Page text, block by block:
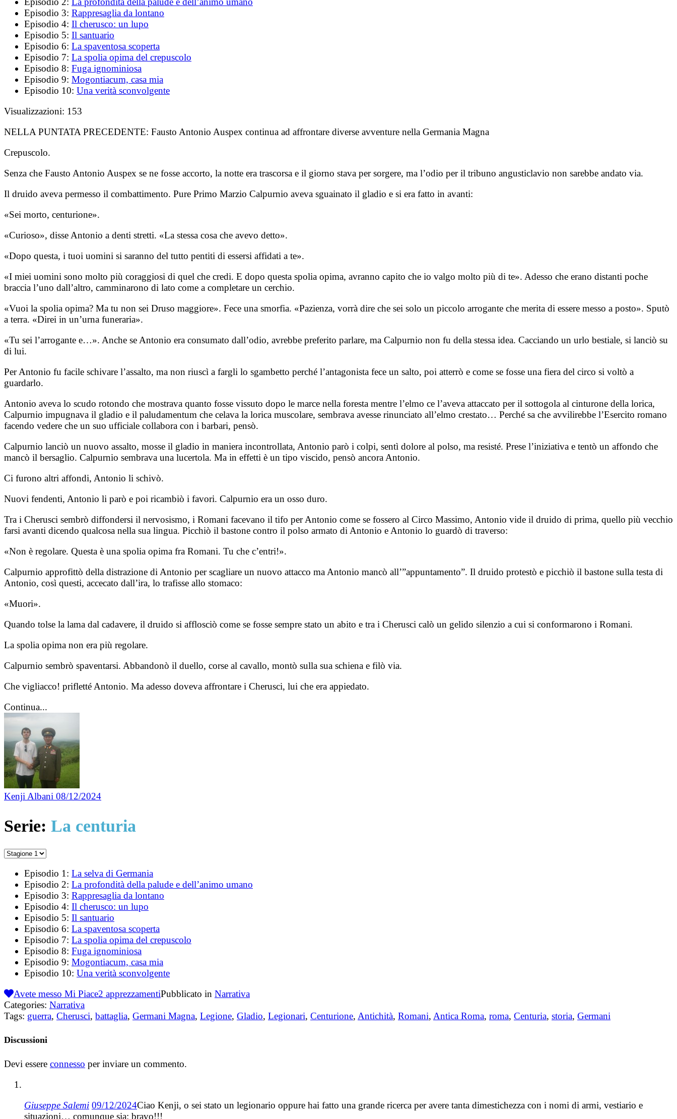
Episodio 3: Rappresaglia da lontano
Episodio 4: Il cherusco: un lupo
Episodio 5: Il santuario
Episodio 6: La spaventosa scoperta
Episodio 7: La spolia opima del crepuscolo
Episodio 8: Fuga ignominiosa
Episodio 9: Mogontiacum, casa mia
Episodio 10: Una verità sconvolgente
Visualizzazioni: 153
NELLA PUNTATA PRECEDENTE: Fausto Antonio Auspex continua ad affrontare diverse avventure nella Germania Magna
Crepuscolo.
Senza che Fausto Antonio Auspex se ne fosse accorto, la notte era trascorsa e il giorno stava per sorgere, ma l’odio per il tribuno angusticlavio non sarebbe andato via.
Il druido aveva permesso il combattimento. Pure Primo Marzio Calpurnio aveva sguainato il gladio e si era fatto in avanti:
«Sei morto, centurione».
«Curioso», disse Antonio a denti stretti. «La stessa cosa che avevo detto».
«Dopo questa, i tuoi uomini si saranno del tutto pentiti di essersi affidati a te».
«I miei uomini sono molto più coraggiosi di quel che credi. E dopo questa spolia opima, avranno capito che io valgo molto più di te». Adesso che erano distanti poche
braccia l’uno dall’altro, camminarono di lato come a completare un cerchio.
«Vuoi la spolia opima? Ma tu non sei Druso maggiore». Fece una smorfia. «Pazienza, vorrà dire che sei solo un piccolo arrogante che merita di essere messo a posto». Sputò
a terra. «Direi in un’urna funeraria».
«Tu sei l’arrogante e…». Anche se Antonio era consumato dall’odio, avrebbe preferito parlare, ma Calpurnio non fu della stessa idea. Cacciando un urlo bestiale, si lanciò su
di lui.
Per Antonio fu facile schivare l’assalto, ma non riuscì a fargli lo sgambetto perché l’antagonista fece un salto, poi atterrò e come se fosse una fiera del circo si voltò a
guardarlo.
Antonio aveva lo scudo rotondo che mostrava quanto fosse vissuto dopo le marce nella foresta mentre l’elmo ce l’aveva attaccato per il sottogola al cinturone della lorica,
Calpurnio impugnava il gladio e il paludamentum che celava la lorica muscolare, sembrava avesse rinunciato all’elmo crestato… Perché sa che avvilirebbe l’Esercito romano
facendo vedere che un suo ufficiale collabora con i barbari, pensò.
Calpurnio lanciò un nuovo assalto, mosse il gladio in maniera incontrollata, Antonio parò i colpi, sentì dolore al polso, ma resisté. Prese l’iniziativa e tentò un affondo che
mancò il bersaglio. Calpurnio sembrava una lucertola. Ma in effetti è un tipo viscido, pensò ancora Antonio.
Ci furono altri affondi, Antonio li schivò.
Nuovi fendenti, Antonio li parò e poi ricambiò i favori. Calpurnio era un osso duro.
Tra i Cherusci sembrò diffondersi il nervosismo, i Romani facevano il tifo per Antonio come se fossero al Circo Massimo, Antonio vide il druido di prima, quello più vecchio
farsi avanti dicendo qualcosa nella sua lingua. Picchiò il bastone contro il polso armato di Antonio e Antonio lo guardò di traverso:
«Non è regolare. Questa è una spolia opima fra Romani. Tu che c’entri!».
Calpurnio approfittò della distrazione di Antonio per scagliare un nuovo attacco ma Antonio mancò all’”appuntamento”. Il druido protestò e picchiò il bastone sulla testa di
Antonio, così questi, accecato dall’ira, lo trafisse allo stomaco:
«Muori».
Quando tolse la lama dal cadavere, il druido si afflosciò come se fosse sempre stato un abito e tra i Cherusci calò un gelido silenzio a cui si conformarono i Romani.
La spolia opima non era più regolare.
Calpurnio sembrò spaventarsi. Abbandonò il duello, corse al cavallo, montò sulla sua schiena e filò via.
Che vigliacco! prifletté Antonio. Ma adesso doveva affrontare i Cherusci, lui che era appiedato.
Continua...
Kenji Albani 08/12/2024
Serie: La centuria
Episodio 1: La selva di Germania
Episodio 2: La profondità della palude e dell’animo umano
Episodio 3: Rappresaglia da lontano
Episodio 4: Il cherusco: un lupo
Episodio 5: Il santuario
Episodio 6: La spaventosa scoperta
Episodio 7: La spolia opima del crepuscolo
Episodio 8: Fuga ignominiosa
Episodio 9: Mogontiacum, casa mia
Episodio 10: Una verità sconvolgente
Avete messo Mi Piace2 apprezzamentiPubblicato in Narrativa
Categories: Narrativa
Tags: guerra, Cherusci, battaglia, Germani Magna, Legione, Gladio, Legionari, Centurione, Antichità, Romani, Antica Roma, roma, Centuria, storia, Germani
Discussioni
Devi essere connesso per inviare un commento.
Giuseppe Salemi 09/12/2024Ciao Kenji, o sei stato un legionario oppure hai fatto una grande ricerca per avere tanta dimestichezza con i nomi di armi, vestiario e
situazioni… comunque sia: bravo!!!